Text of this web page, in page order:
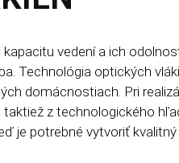
vedení a ich
Technológia optických
domácnostiach. Pri
z technologického
je potrebné vytvoriť